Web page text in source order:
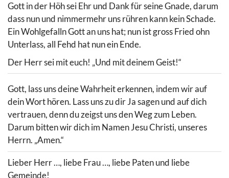
Gott in der Höh sei Ehr und Dank für seine Gnade, darum
dass nun und nimmermehr uns rühren kann kein Schade.
Ein Wohlgefalln Gott an uns hat; nun ist gross Fried ohn
Unterlass, all Fehd hat nun ein Ende.
Der Herr sei mit euch! „Und mit deinem Geist!“
Gott, lass uns deine Wahrheit erkennen, indem wir auf
dein Wort hören. Lass uns zu dir Ja sagen und auf dich
vertrauen, denn du zeigst uns den Weg zum Leben.
Darum bitten wir dich im Namen Jesu Christi, unseres
Herrn. „Amen.“
Lieber Herr …, liebe Frau …, liebe Paten und liebe
Gemeinde!